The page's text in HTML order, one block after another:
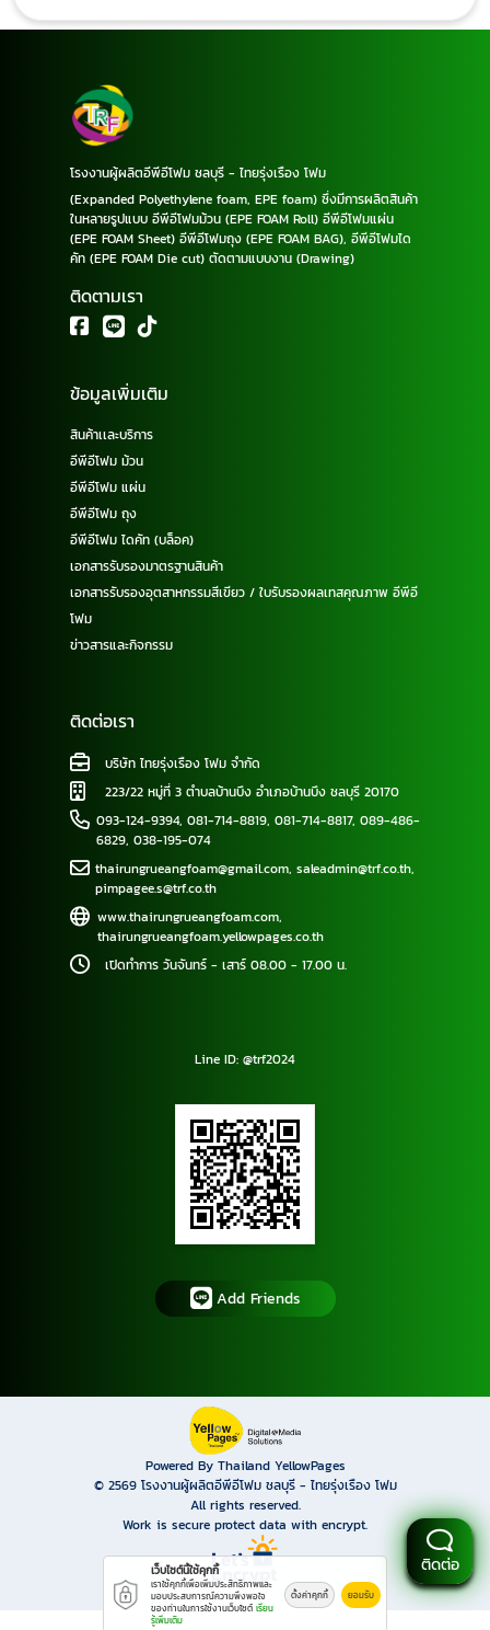
โรงงานผู้ผลิตอีพีอีโฟม ชลบุรี - ไทยรุ่งเรือง โฟม
(Expanded Polyethylene foam, EPE foam) ซึ่งมีการผลิตสินค้า
ในหลายรูปแบบ อีพีอีโฟมม้วน (EPE FOAM Roll) อีพีอีโฟมแผ่น
(EPE FOAM Sheet) อีพีอีโฟมถุง (EPE FOAM BAG), อีพีอีโฟมได
คัท (EPE FOAM Die cut) ตัดตามแบบงาน (Drawing)
ติดตามเรา
ข้อมูลเพิ่มเติม
สินค้าเเละบริการ
อีพีอีโฟม ม้วน
อีพีอีโฟม แผ่น
อีพีอีโฟม ถุง
อีพีอีโฟม ไดคัท (บล็อค)
เอกสารรับรองมาตรฐานสินค้า
เอกสารรับรองอุตสาหกรรมสีเขียว / ใบรับรองผลเทสคุณภาพ อีพีอี
โฟม
ข่าวสารและกิจกรรม
ติดต่อเรา
บริษัท ไทยรุ่งเรือง โฟม จำกัด
223/22 หมู่ที่ 3 ตำบลบ้านบึง อำเภอบ้านบึง ชลบุรี 20170
093-124-9394, 081-714-8819, 081-714-8817, 089-486-
6829, 038-195-074
thairungrueangfoam@gmail.com,saleadmin@trf.co.th,
pimpagee.s@trf.co.th
www.thairungrueangfoam.com,
thairungrueangfoam.yellowpages.co.th
เปิดทำการ วันจันทร์ - เสาร์ 08.00 - 17.00 น.
Line ID: @trf2024
Add Friends
Powered By Thailand YellowPages
© 2569 โรงงานผู้ผลิตอีพีอีโฟม ชลบุรี - ไทยรุ่งเรือง โฟม
All rights reserved.
Work is secure protect data with encrypt.
ติดต่อ
เว็บไซต์นี้ใช้คุกกี้
เราใช้คุกกี้เพื่อเพิ่มประสิทธิภาพและ
มอบประสบการณ์ความพึงพอใจ
ของท่านในการใช้งานเว็บไซต์ เรียน
รู้เพิ่มเติม
ตั้งค่าคุกกี้ ยอมรับ